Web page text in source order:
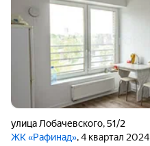
улица Лобачевского,51/2
ЖК «Рафинад», 4 квартал 2024